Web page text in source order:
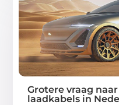
Grotere vraag
laadkabels in